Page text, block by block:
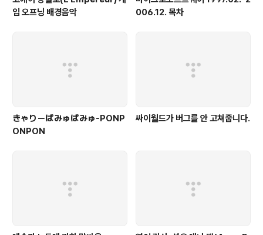
임 오프닝 배경음악
006.12. 목차
きゃりーぱみゅぱみゅ-PONP
ONPON
싸이월드가 버그를 안 고쳐줍니다.